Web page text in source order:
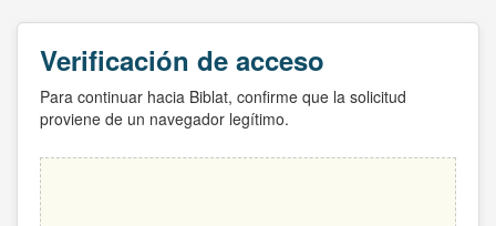
Verificación de acceso
Para continuar hacia Biblat, confirme que la solicitud
proviene de un navegador legítimo.